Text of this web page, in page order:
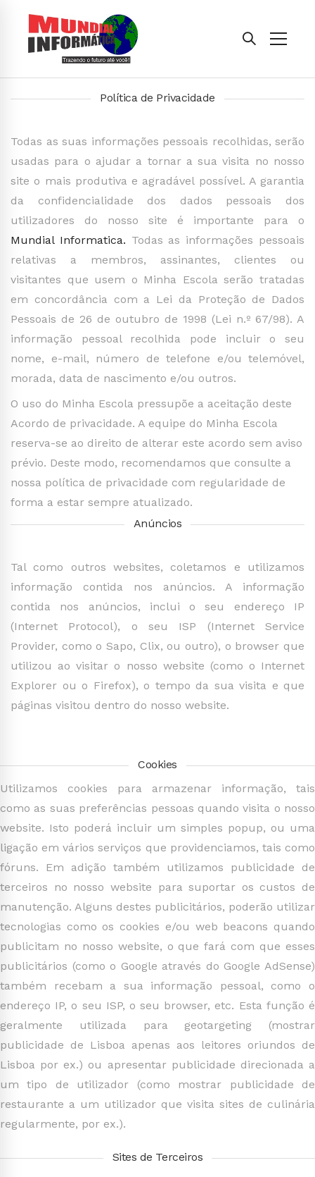
Política de Privacidade
Todas as suas informações pessoais recolhidas, serão
usadas para o ajudar a tornar a sua visita no nosso
site o mais produtiva e agradável possível. A garantia
da confidencialidade dos dados pessoais dos
utilizadores do nosso site é importante para o
Mundial Informatica. Todas as informações pessoais
relativas a membros, assinantes, clientes ou
visitantes que usem o Minha Escola serão tratadas
em concordância com a Lei da Proteção de Dados
Pessoais de 26 de outubro de 1998 (Lei n.º 67/98). A
informação pessoal recolhida pode incluir o seu
nome, e-mail, número de telefone e/ou telemóvel,
morada, data de nascimento e/ou outros.
O uso do Minha Escola pressupõe a aceitação deste
Acordo de privacidade. A equipe do Minha Escola
reserva-se ao direito de alterar este acordo sem aviso
prévio. Deste modo, recomendamos que consulte a
nossa política de privacidade com regularidade de
forma a estar sempre atualizado.
Anúncios
Tal como outros websites, coletamos e utilizamos
informação contida nos anúncios. A informação
contida nos anúncios, inclui o seu endereço IP
(Internet Protocol), o seu ISP (Internet Service
Provider, como o Sapo, Clix, ou outro), o browser que
utilizou ao visitar o nosso website (como o Internet
Explorer ou o Firefox), o tempo da sua visita e que
páginas visitou dentro do nosso website.
Cookies
Utilizamos cookies para armazenar informação, tais
como as suas preferências pessoas quando visita o nosso
website. Isto poderá incluir um simples popup, ou uma
ligação em vários serviços que providenciamos, tais como
fóruns. Em adição também utilizamos publicidade de
terceiros no nosso website para suportar os custos de
manutenção. Alguns destes publicitários, poderão utilizar
tecnologias como os cookies e/ou web beacons quando
publicitam no nosso website, o que fará com que esses
publicitários (como o Google através do Google AdSense)
também recebam a sua informação pessoal, como o
endereço IP, o seu ISP, o seu browser, etc. Esta função é
geralmente utilizada para geotargeting (mostrar
publicidade de Lisboa apenas aos leitores oriundos de
Lisboa por ex.) ou apresentar publicidade direcionada a
um tipo de utilizador (como mostrar publicidade de
restaurante a um utilizador que visita sites de culinária
regularmente, por ex.).
Sites de Terceiros